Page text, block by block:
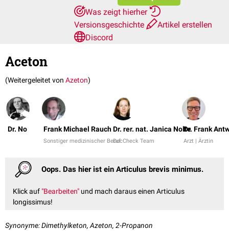
Was zeigt hierher
Versionsgeschichte
Artikel erstellen
Discord
Aceton
(Weitergeleitet von Azeton)
Dr. No Frank Michael Rauch
Sonstiger medizinischer Beruf
Dr. rer. nat. Janica Nolte
DocCheck Team
Dr. Frank
Arzt | Ärztin
Oops. Das hier ist ein Articulus brevis minimus.
Klick auf "Bearbeiten" und mach daraus einen Articulus
longissimus!
Synonyme: Dimethylketon, Azeton, 2-Propanon